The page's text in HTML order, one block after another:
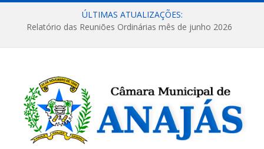
ÚLTIMAS ATUALIZAÇÕES:
Relatório das Reuniões Ordinárias mês de junho 2026